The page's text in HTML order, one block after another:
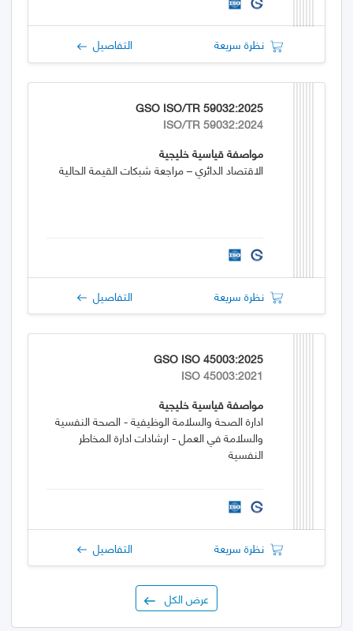
نظرة سريعة التفاصيل
GSO ISO/TR 59032:2025
ISO/TR 59032:2024
مواصفة قياسية خليجية
الاقتصاد الدائري – مراجعة شبكات القيمة الحالية
نظرة سريعة التفاصيل
GSO ISO 45003:2025
ISO 45003:2021
مواصفة قياسية خليجية
ادارة الصحة والسلامة الوظيفية - الصحة النفسية
والسلامة في العمل - ارشادات ادارة المخاطر
النفسية
نظرة سريعة التفاصيل
عرض الكل